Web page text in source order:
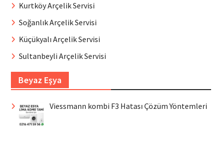
Kurtköy Arçelik Servisi
Soğanlık Arçelik Servisi
Küçükyalı Arçelik Servisi
Sultanbeyli Arçelik Servisi
Beyaz Eşya
Viessmann kombi F3 Hatası Çözüm Yöntemleri